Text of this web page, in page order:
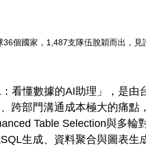
個國家，1,487支隊伍脫穎而出，見
看懂數據的AI助理」，是由
跨部門溝通成本極大的痛點
Table Selection與多輪
生成、資料聚合與圖表生